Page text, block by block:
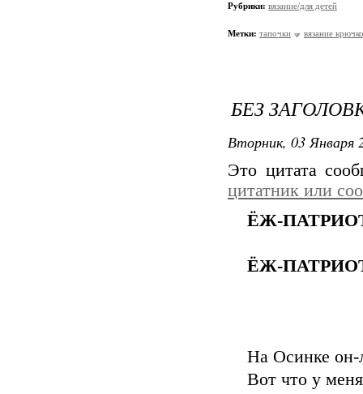
Рубрики: вязание/для детей
Метки: тапочки вязание
БЕЗ
Вторник, 03 Января
Это цитата
цитатник или
ЁЖ-ПАТРИОТ
ЁЖ-ПАТРИОТ
На Осинке он-
Вот что у